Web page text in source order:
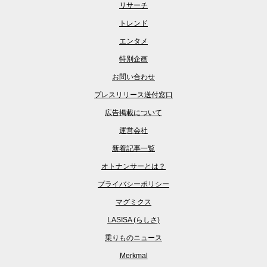
リサーチ
トレンド
エンタメ
特別企画
お問い合わせ
プレスリリース送付窓口
広告掲載について
運営会社
新着記事一覧
オトナンサーとは？
プライバシーポリシー
マグミクス
LASISA (らしさ)
乗りものニュース
Merkmal